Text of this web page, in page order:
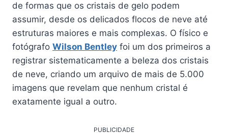
de formas que os cristais de gelo podem
assumir, desde os delicados flocos de neve até
estruturas maiores e mais complexas. O físico e
fotógrafo Wilson Bentley foi um dos primeiros a
registrar sistematicamente a beleza dos cristais
de neve, criando um arquivo de mais de 5.000
imagens que revelam que nenhum cristal é
exatamente igual a outro.
PUBLICIDADE